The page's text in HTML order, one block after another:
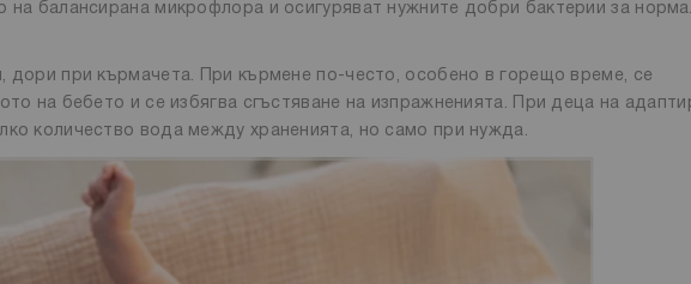
на балансирана микрофлора и осигуряват нужните добри бактерии за
дори при кърмачета. При кърмене по-често, особено в горещо време, се
на бебето и се избягва сгъстяване на изпражненията. При деца на
количество вода между храненията, но само при нужда.